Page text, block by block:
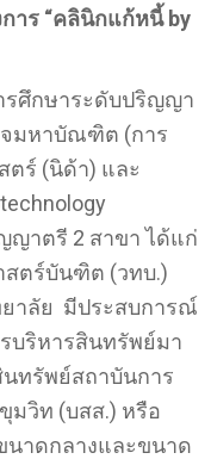
าร “คลินิกแก้หนี้ by
รศึกษาระดับปริญญา
จมหาบัณฑิต (การ
ร์ (นิด้า) และ
าตรี 2 สาขา ได้แก่
ตร์บันฑิต (วทบ.)
ยาลัย มีประสบการณ์
บริหารสินทรัพย์มา
ทรัพย์สถาบันการ
มวิท (บสส.) หรือ
นาดกลางและขนาด